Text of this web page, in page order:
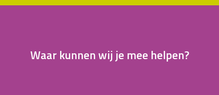
Waar kunnen wij je mee helpen?